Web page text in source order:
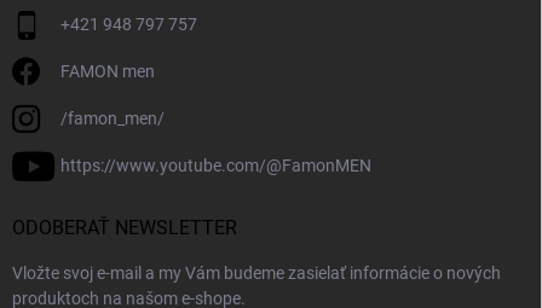
+421 948 797 757
FAMON men
/famon_men/
https://www.youtube.com/@FamonMEN
ODOBERAŤ NEWSLETTER
Vložte svoj e-mail a my Vám budeme zasielať informácie o nových
produktoch na našom e-shope.